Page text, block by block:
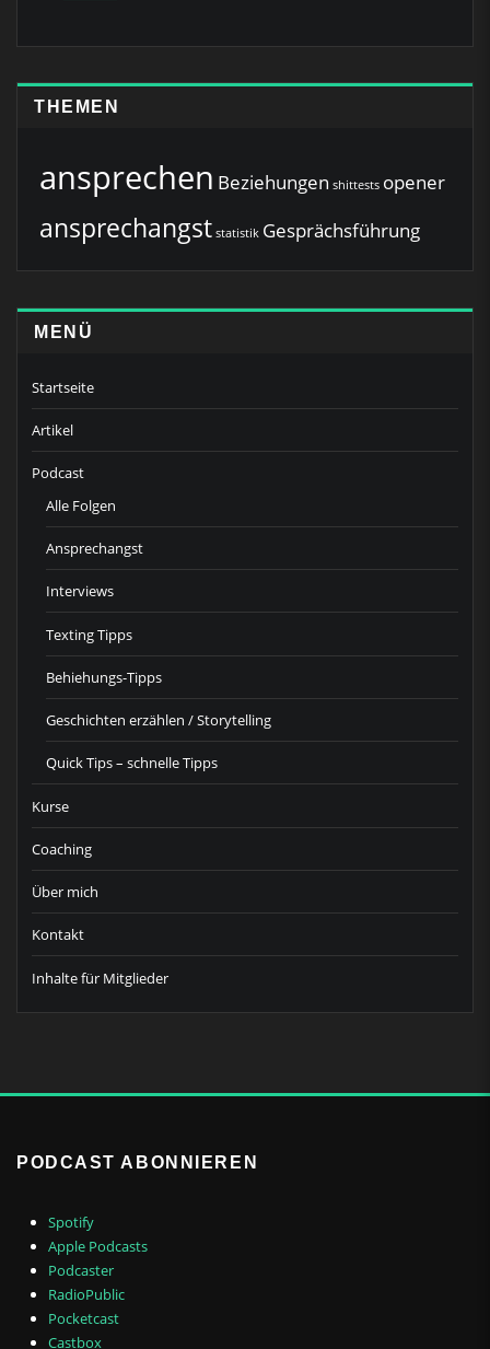
THEMEN
ansprechen Beziehungen shittests opener
ansprechangst statistik Gesprächsführung
MENÜ
Startseite
Artikel
Podcast
Alle Folgen
Ansprechangst
Interviews
Texting Tipps
Behiehungs-Tipps
Geschichten erzählen / Storytelling
Quick Tips – schnelle Tipps
Kurse
Coaching
Über mich
Kontakt
Inhalte für Mitglieder
PODCAST ABONNIEREN
Spotify
Apple Podcasts
Podcaster
RadioPublic
Pocketcast
Castbox